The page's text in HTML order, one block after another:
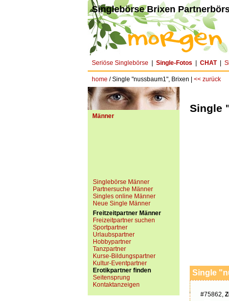
Singlebörse Brixen
Seriöse Singlebörse Single-Fotos CHAT|
home / Single "nussbaum1", Brixen | << zurück
Männer
Singlebörse Männer
Partnersuche Männer
Singles online Männer
Neue Single Männer
Freitzeitpartner Männer
Freizeitpartner suchen
Sportpartner
Urlaubspartner
Hobbypartner
Tanzpartner
Kurse-Bildungspartner
Kultur-Eventpartner
Erotikpartner finden
Seitensprung
Kontaktanzeigen
Single
Single
#75862,